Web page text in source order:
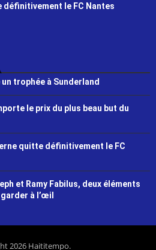
définitivement le FC Nantes
trophée à Sunderland
le prix du plus beau but du
quitte définitivement le FC
et Ramy Fabilus, deux éléments
à l’œil
2026 Haititempo.